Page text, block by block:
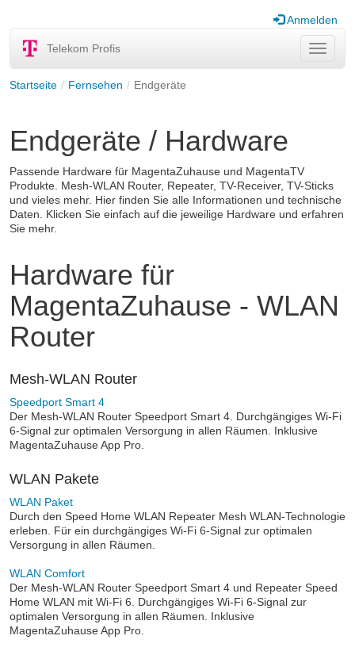
Anmelden
ein-/
Telekom Profis
Startseite Fernsehen Endgeräte
Endgeräte / Hardware
Passende Hardware für MagentaZuhause und MagentaTV
Produkte. Mesh-WLAN Router, Repeater, TV-Receiver, TV-Sticks
und vieles mehr. Hier finden Sie alle Informationen und technische
Daten. Klicken Sie einfach auf die jeweilige Hardware und erfahren
Sie mehr.
Hardware für
MagentaZuhause - WLAN
Router
Mesh-WLAN Router
Speedport Smart 4
Der Mesh-WLAN Router Speedport Smart 4. Durchgängiges Wi-Fi
6-Signal zur optimalen Versorgung in allen Räumen. Inklusive
MagentaZuhause App Pro.
WLAN Pakete
WLAN Paket
Durch den Speed Home WLAN Repeater Mesh WLAN-Technologie
erleben. Für ein durchgängiges Wi-Fi 6-Signal zur optimalen
Versorgung in allen Räumen.
WLAN Comfort
Der Mesh-WLAN Router Speedport Smart 4 und Repeater Speed
Home WLAN mit Wi-Fi 6. Durchgängiges Wi-Fi 6-Signal zur
optimalen Versorgung in allen Räumen. Inklusive
MagentaZuhause App Pro.